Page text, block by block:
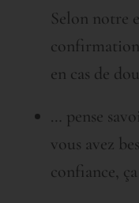
Selon notre
confirmation
en cas de
… pense
vous avez
confiance,